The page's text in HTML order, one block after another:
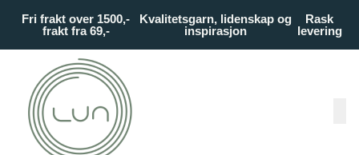
Fri frakt over 1500,-
frakt fra 69,-
Kvalitetsgarn, lidenskap og
inspirasjon
Rask
levering